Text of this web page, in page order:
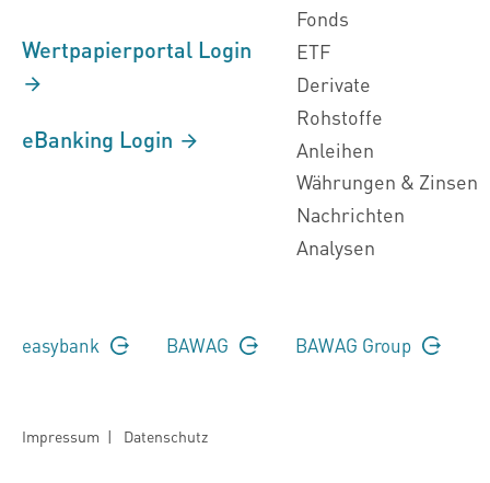
Wertpapierportal Login
eBanking Login
Fonds
ETF
Derivate
Rohstoffe
Anleihen
Währungen & Zinsen
Nachrichten
Analysen
easybank BAWAG BAWAG Group
Impressum | Datenschutz